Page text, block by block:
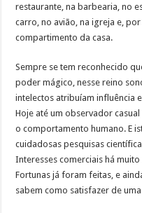
restaurante, na barbearia, no
carro, no avião, na igreja e,
compartimento da casa.
Sempre se tem reconhecido
poder mágico, nesse reino
intelectos atribuíam influência
Hoje até um observador
o comportamento humano. E
cuidadosas pesquisas
Interesses comerciais há
Fortunas já foram feitas, e
sabem como satisfazer de